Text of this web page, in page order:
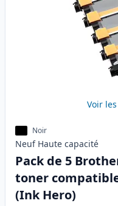
Voir
Noir
Neuf Haute capacité
Pack de 5
toner
(Ink Hero)